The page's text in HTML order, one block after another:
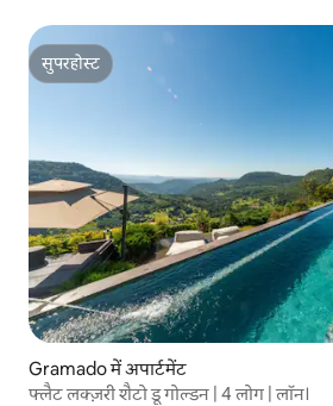
सुपरहोस्ट
सुपरहोस्ट
Gramado में अपार्टमेंट
फ्लैट लक्ज़री शैटो डू गोल्डन | 4 लोग | लॉन।